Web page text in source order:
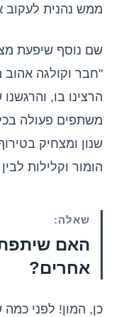
ממש נהנית לעקוב
שם נוסף שיפעת
"חבר וקולגה אהוב
הרצינו בו,
משתפים פעולה בכל
שנון ומצחיק
הומור וקלילות
שאלה:
האם שיתפת
אחרים?
כן, המון! לפני כמה